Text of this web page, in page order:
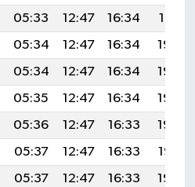
05:33 12:47 16:34
19:51
05:34 12:47 16:34
19:50
05:34 12:47 16:34
19:49
05:35 12:47 16:34
19:49
05:36 12:47 16:33
19:48
05:37 12:47 16:33
19:47
05:37 12:47 16:33
19:46